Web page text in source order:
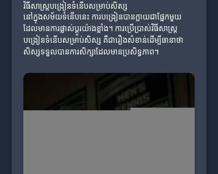
វិធីសាស្ត្របង្រៀនទំនើបសម្រាប់សិស្ស
នៅក្នុងសម័យទំនើបនេះ ការបង្រៀនបានក្លាយជាផ្នែកមួយ
ដែលមានការផ្លាស់ប្តូរយ៉ាងខ្លាំង។ ការប្រើប្រាស់វិធីសាស្ត្រ
បង្រៀនទំនើបសម្រាប់សិស្ស គឺជារឿងសំខាន់ដើម្បីធានាថា
សិស្សទទួលបានការសិក្សាដែលមានប្រសិទ្ធភាព។